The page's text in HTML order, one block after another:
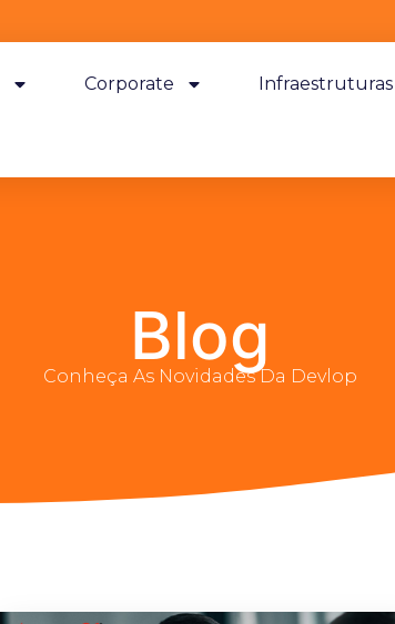
Corporate Infraestruturas
Blog
Conheça As Novidades Da Devlop